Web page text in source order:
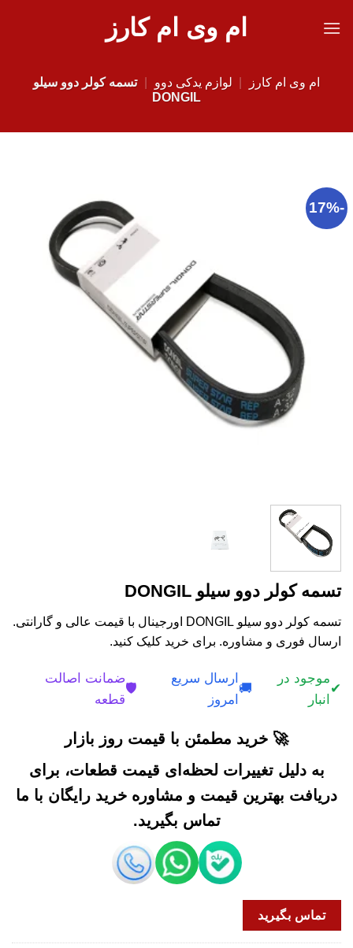
ام وی ام کارز
ام وی ام کارز لوازم یدکی دوو
تسمه کولر دوو سیلو
DONGIL
-17%
تسمه کولر دوو سیلو DONGIL
تسمه کولر دوو سیلو DONGIL اورجینال با قیمت عالی و گارانتی.
ارسال فوری و مشاوره. برای خرید کلیک کنید.
✔
موجود در
انبار
🚚
ارسال سریع
امروز
🛡️
ضمانت اصالت
قطعه
🚀 خرید مطمئن با قیمت روز بازار
به دلیل تغییرات لحظه‌ای قیمت قطعات، برای
دریافت بهترین قیمت و مشاوره خرید رایگان با ما
تماس بگیرید.
تماس بگیرید